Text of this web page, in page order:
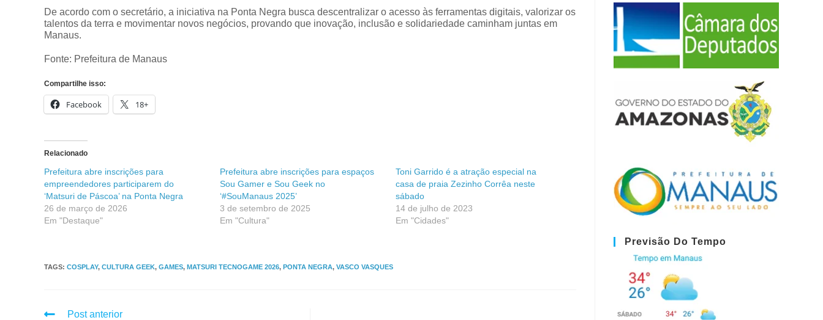
De acordo com o secretário, a iniciativa na Ponta Negra busca descentralizar o acesso às ferramentas digitais, valorizar os
talentos da terra e movimentar novos negócios, provando que inovação, inclusão e solidariedade caminham juntas em
Manaus.
Fonte: Prefeitura de Manaus
Compartilhe isso:
Facebook 18+
Relacionado
Prefeitura abre inscrições para
empreendedores participarem do
‘Matsuri de Páscoa’ na Ponta Negra
26 de março de 2026
Em "Destaque"
Prefeitura abre inscrições para espaços
Sou Gamer e Sou Geek no
‘#SouManaus 2025’
3 de setembro de 2025
Em "Cultura"
Toni Garrido é a atração especial na
casa de praia Zezinho Corrêa neste
sábado
14 de julho de 2023
Em "Cidades"
TAGS: COSPLAY, CULTURA GEEK, GAMES, MATSURI TECNOGAME 2026, PONTA NEGRA, VASCO VASQUES
Post anterior
Previsão Do Tempo